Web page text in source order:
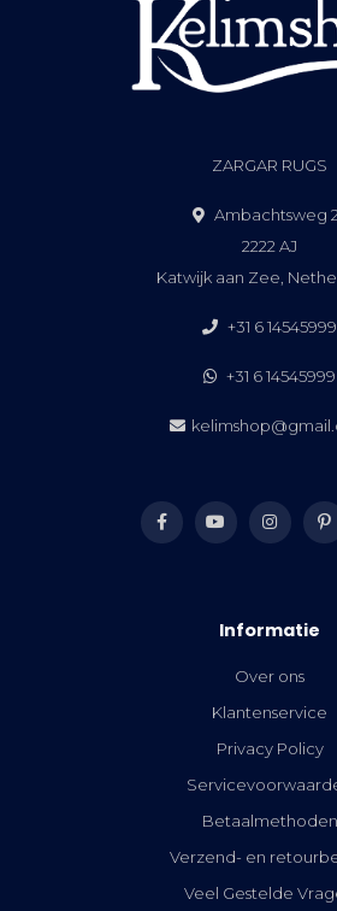
ZARGAR RUGS
Ambachtsweg
2222 AJ
Katwijk aan Zee,
+31 6 14545999
+31 6 14545999
Informatie
Over ons
Klantenservice
Privacy Policy
Betaalmethoden
Verzend- en
Veel Gestelde